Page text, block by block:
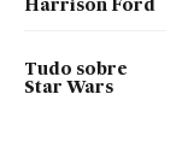
Harrison Ford
Tudo sobre
Star Wars